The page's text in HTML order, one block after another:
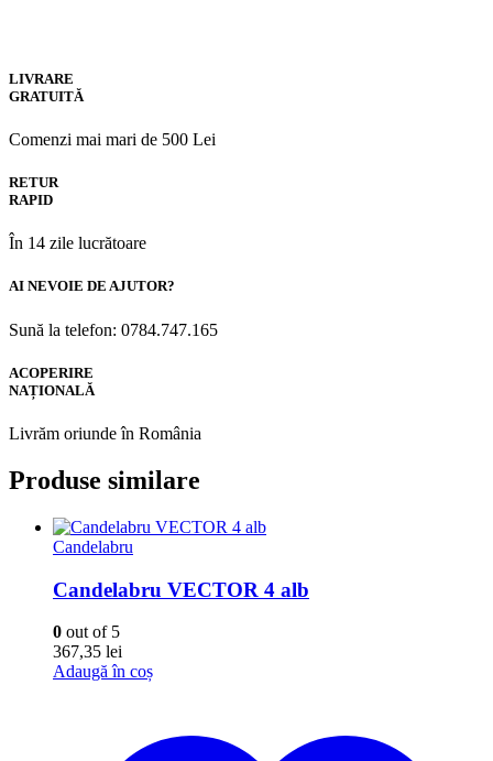
LIVRARE
GRATUITĂ
Comenzi mai mari de 500 Lei
RETUR
RAPID
În 14 zile lucrătoare
AI NEVOIE DE AJUTOR?
Sună la telefon: 0784.747.165
ACOPERIRE
NAȚIONALĂ
Livrăm oriunde în România
Produse similare
Candelabru
Candelabru VECTOR 4 alb
0 out of 5
367,35 lei
Adaugă în coș